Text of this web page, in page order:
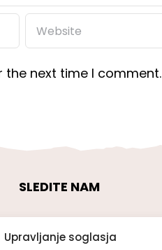
Upravljanje soglasja
the next time I comment.
SLEDITE NAM